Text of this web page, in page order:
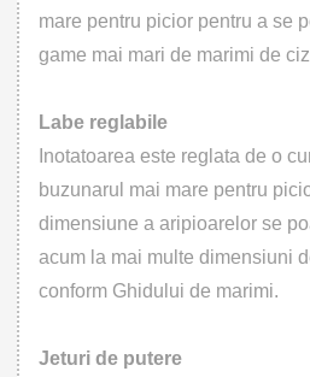
mare pentru picior pentru a se
game mai mari de marimi de
Labe reglabile
Inotatoarea este reglata de o
buzunarul mai mare pentru
dimensiune a aripioarelor se
acum la mai multe dimensiuni
conform Ghidului de marimi.
Jeturi de putere